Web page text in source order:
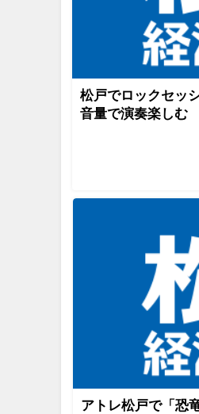
松戸でロックセッ
音量で演奏楽しむ
アトレ松戸で「恐